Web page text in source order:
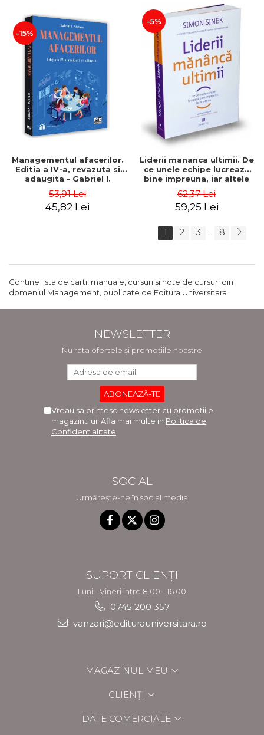
-15%
Managementul afacerilor.
Editia a IV-a, revazuta si
adaugita - Gabriel I.
53,91 Lei
45,82 Lei
-5%
Liderii mananca ultimii. De
ce unele echipe lucreaza
bine impreuna, iar altele
Sinek
62,37 Lei
59,25 Lei
1 2 3 ... 8
Contine lista de carti, manuale, cursuri si note de cursuri din
domeniul Management, publicate de Editura Universitara.
NEWSLETTER
Nu rata ofertele și promoțiile noastre
Vreau sa primesc newsletter cu promotiile
magazinului. Afla mai multe in Politica de
Confidentialitate
SOCIAL
Urmărește-ne în social media
SUPORT CLIENȚI
Luni - Vineri intre 8.00 - 16.00
0745 200 357
vanzari@editurauniversitara.ro
MAGAZINUL MEU
CLIENȚI
DATE COMERCIALE